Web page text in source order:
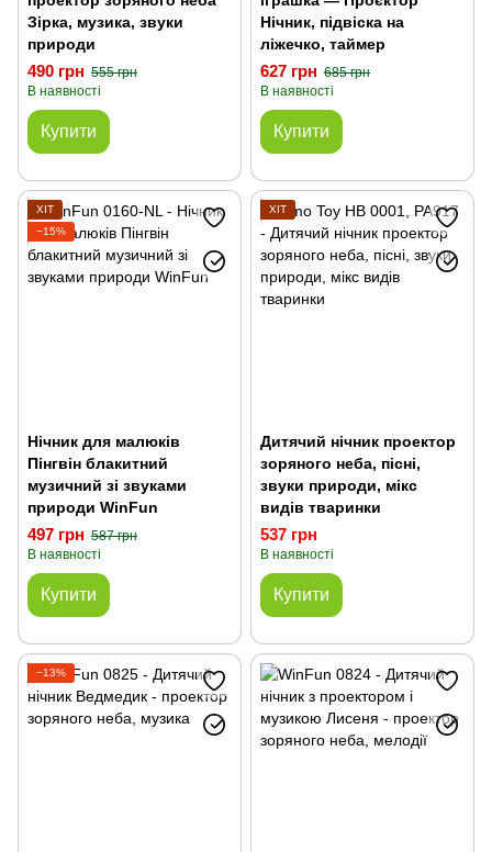
Зірка, музика, звуки
природи
490 грн 555 грн
В наявності
Купити
Нічник, підвіска на
ліжечко, таймер
627 грн 685 грн
В наявності
Купити
ХІТ
−15%
Нічник для малюків
Пінгвін блакитний
музичний зі звуками
природи WinFun
497 грн 587 грн
В наявності
Купити
ХІТ
Дитячий нічник проектор
зоряного неба, пісні,
звуки природи, мікс
видів тваринки
537 грн
В наявності
Купити
−13%